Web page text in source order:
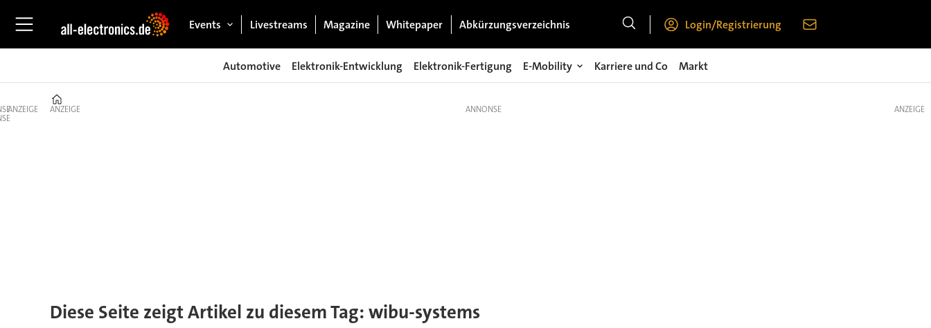
Events Livestreams Magazine Whitepaper Abkürzungsverzeichnis Login/Registrierung
Automotive Elektronik-Entwicklung Elektronik-Fertigung E-Mobility Karriere und Co Markt
ANZEIGE ANZEIGE
Diese Seite zeigt Artikel zu diesem Tag: wibu-systems
ANZEIGE